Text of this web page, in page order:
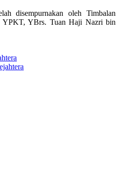
disempurnakan oleh Timbalan
YPKT, YBrs. Tuan Haji Nazri bin